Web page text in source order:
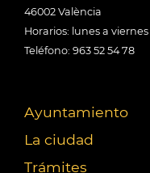
46002 València
Horarios: lunes a
Teléfono: 963 52 54 78
Ayuntamiento
La ciudad
Trámites